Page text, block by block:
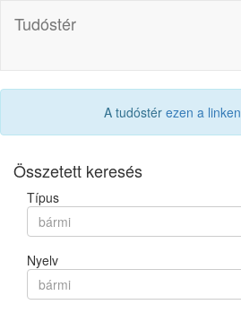
Tudóstér
A tudóstér ezen a linken
Összetett keresés
Típus
bármi
Nyelv
bármi